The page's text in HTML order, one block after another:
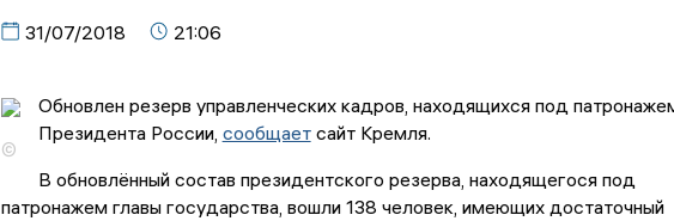
31/07/2018 21:06
©
Обновлен резерв управленческих кадров, находящихся под
Президента России, сообщаетсайт Кремля.
В обновлённый состав президентского резерва, находящегося под
патронажем главы государства, вошли 138 человек, имеющих достаточный